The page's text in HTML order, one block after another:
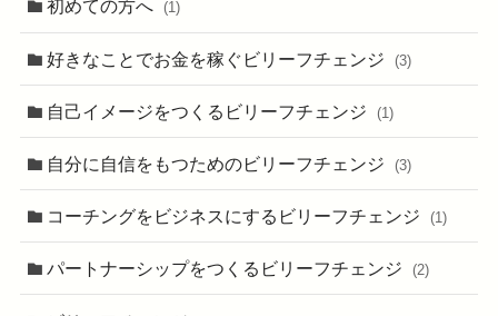
初めての方へ (1)
好きなことでお金を稼ぐビリーフチェンジ (3)
自己イメージをつくるビリーフチェンジ (1)
自分に自信をもつためのビリーフチェンジ (3)
コーチングをビジネスにするビリーフチェンジ (1)
パートナーシップをつくるビリーフチェンジ (2)